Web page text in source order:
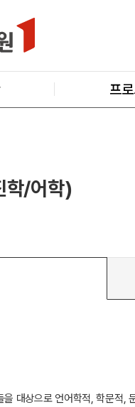
프
/어학)
대상으로 언어학적, 학문적